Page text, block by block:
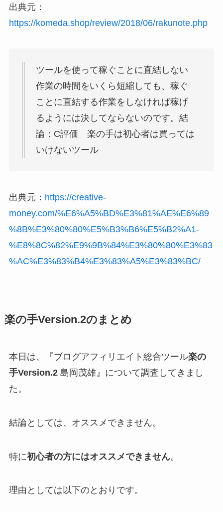
出典元：
https://komeda.shop/review/2018/06/rakunote.php
ツールを使って稼ぐことに直結しない
作業の時間をいくら短縮しても、稼ぐ
ことに直結する作業をしなければ稼げ
るようには決してならないのです。結
論：C評価 楽の手は初心者は買っては
いけないツール
出典元： https://creative-
money.com/%E6%A5%BD%E3%81%AE%E6%89
%8B%E3%80%80%E5%B3%B6%E5%B2%A1-
%E8%8C%82%E9%9B%84%E3%80%80%E3%83
%AC%E3%83%B4%E3%83%A5%E3%83%BC/
楽の手Version.2のまとめ
本日は、『ブログアフィリエイト総合ツール楽の
手Version.2島岡茂雄』について調査してきまし
た。
結論としては、 オススメできません。
特に初心者の方にはオススメできません。
理由としては以下のとおりです。